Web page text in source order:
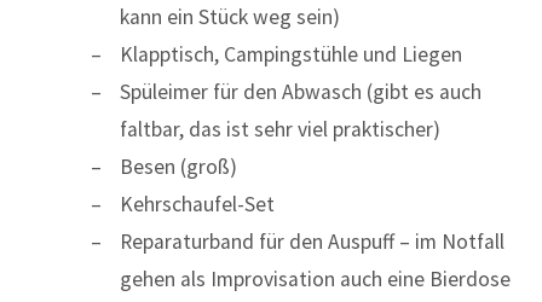
kann ein Stück weg sein)
Klapptisch, Campingstühle und Liegen
Spüleimer für den Abwasch (gibt es auch
faltbar, das ist sehr viel praktischer)
Besen (groß)
Kehrschaufel-Set
Reparaturband für den Auspuff – im Notfall
gehen als Improvisation auch eine Bierdose